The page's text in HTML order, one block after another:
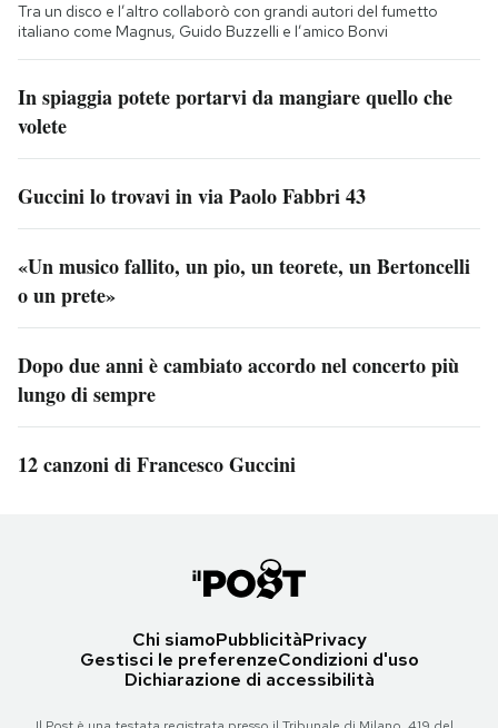
Tra un disco e l’altro collaborò con grandi autori del fumetto
italiano come Magnus, Guido Buzzelli e l’amico Bonvi
In spiaggia potete portarvi da mangiare quello che
volete
Guccini lo trovavi in via Paolo Fabbri 43
«Un musico fallito, un pio, un teorete, un Bertoncelli
o un prete»
Dopo due anni è cambiato accordo nel concerto più
lungo di sempre
12 canzoni di Francesco Guccini
Chi siamoPubblicitàPrivacy
Gestisci le preferenzeCondizioni d'uso
Dichiarazione di accessibilità